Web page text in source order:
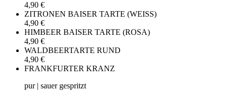
4,90 €
ZITRONEN BAISER TARTE (WEISS)
4,90 €
HIMBEER BAISER TARTE (ROSA)
4,90 €
WALDBEERTARTE RUND
4,90 €
FRANKFURTER KRANZ
pur | sauer gespritzt